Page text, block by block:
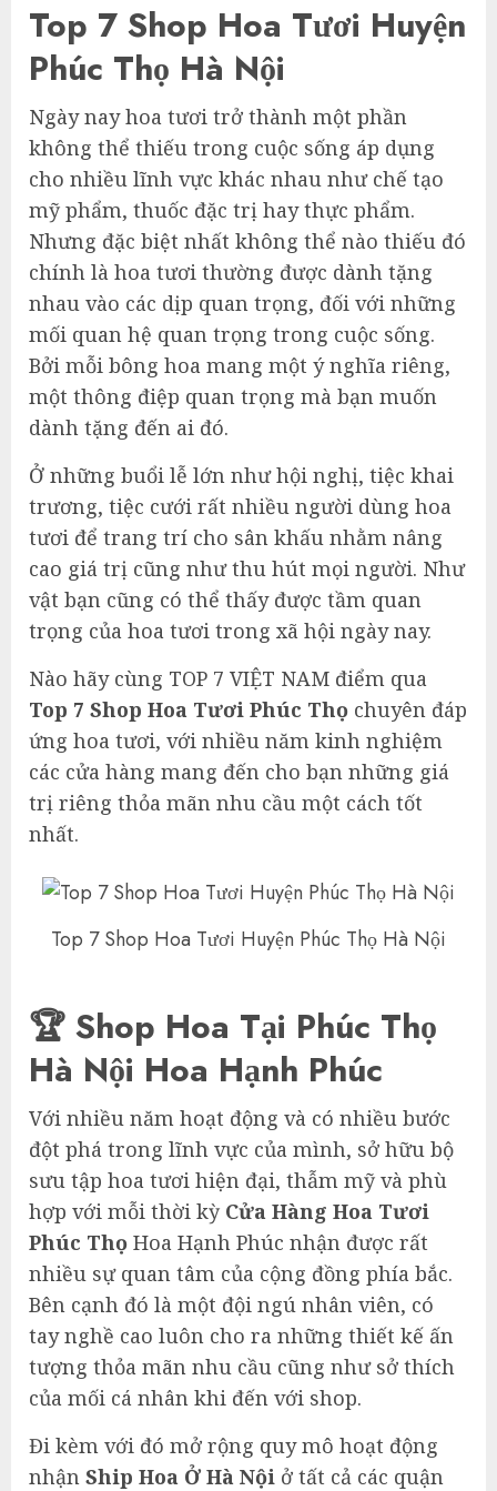
Top 7 Shop Hoa Tươi Huyện
Phúc Thọ Hà Nội
Ngày nay hoa tươi trở thành một phần
không thể thiếu trong cuộc sống áp dụng
cho nhiều lĩnh vực khác nhau như chế tạo
mỹ phẩm, thuốc đặc trị hay thực phẩm.
Nhưng đặc biệt nhất không thể nào thiếu đó
chính là hoa tươi thường được dành tặng
nhau vào các dịp quan trọng, đối với những
mối quan hệ quan trọng trong cuộc sống.
Bởi mỗi bông hoa mang một ý nghĩa riêng,
một thông điệp quan trọng mà bạn muốn
dành tặng đến ai đó.
Ở những buổi lễ lớn như hội nghị, tiệc khai
trương, tiệc cưới rất nhiều người dùng hoa
tươi để trang trí cho sân khấu nhằm nâng
cao giá trị cũng như thu hút mọi người. Như
vật bạn cũng có thể thấy được tầm quan
trọng của hoa tươi trong xã hội ngày nay.
Nào hãy cùng TOP 7 VIỆT NAM điểm qua
Top 7 Shop Hoa Tươi Phúc Thọ chuyên đáp
ứng hoa tươi, với nhiều năm kinh nghiệm
các cửa hàng mang đến cho bạn những giá
trị riêng thỏa mãn nhu cầu một cách tốt
nhất.
Top 7 Shop Hoa Tươi Huyện Phúc Thọ Hà Nội
🏆 Shop Hoa Tại Phúc Thọ
Hà Nội Hoa Hạnh Phúc
Với nhiều năm hoạt động và có nhiều bước
đột phá trong lĩnh vực của mình, sở hữu bộ
sưu tập hoa tươi hiện đại, thẫm mỹ và phù
hợp với mỗi thời kỳ Cửa Hàng Hoa Tươi
Phúc Thọ Hoa Hạnh Phúc nhận được rất
nhiều sự quan tâm của cộng đồng phía bắc.
Bên cạnh đó là một đội ngú nhân viên, có
tay nghề cao luôn cho ra những thiết kế ấn
tượng thỏa mãn nhu cầu cũng như sở thích
của mối cá nhân khi đến với shop.
Đi kèm với đó mở rộng quy mô hoạt động
nhận Ship Hoa Ở Hà Nội ở tất cả các quận